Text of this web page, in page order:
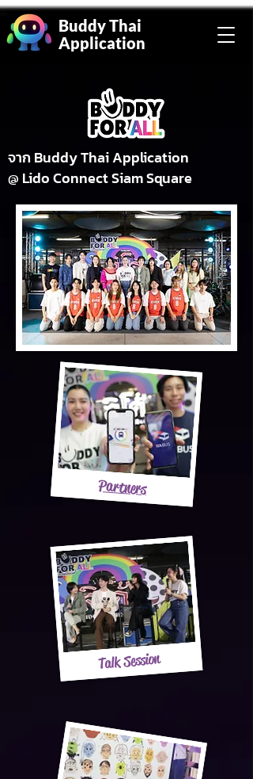
Buddy Thai
Application
จาก Buddy Thai Application
@ Lido Connect Siam Square
Partners
Talk Session